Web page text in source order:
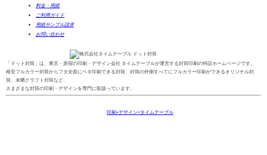
「ドット封筒」は、東京・原宿の印刷・デザイン会社 タイムテーブルが運営する封筒印刷の特設ホームページです。
格安フルカラー封筒からフタ全面にベタ印刷できる封筒、封筒の外側すべてにフルカラー印刷ができるオリジナル封
筒、未晒クラフト封筒など、
さまざまな封筒の印刷・デザインを専門に取扱っています。
料金・用紙
ご利用ガイド
用紙サンプル請求
お問い合わせ
印刷+デザイン=タイムテーブル